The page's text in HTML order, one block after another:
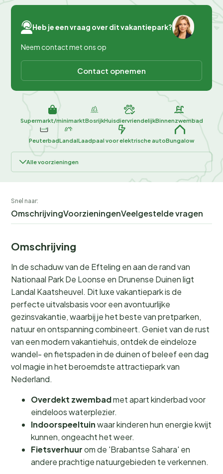
Heb je een vraag over dit vakantiepark?
Neem contact met ons op
Contact opnemen
Supermarkt/minimarktBosrijkHuisdiervriendelijkBinnenzwembad
PeuterbadLandalLaadpaal voor elektrische autoBungalow
Alle voorzieningen
Snel naar:
OmschrijvingVoorzieningenVeelgestelde vragen
Omschrijving
In de schaduw van de Efteling en aan de rand van
Nationaal Park De Loonse en Drunense Duinen ligt
Landal Kaatsheuvel. Dit luxe vakantiepark is de
perfecte uitvalsbasis voor een avontuurlijke
gezinsvakantie, waarbij je het beste van pretparken,
natuur en ontspanning combineert. Geniet van de rust
van een modern vakantiehuis, ontdek de eindeloze
wandel- en fietspaden in de duinen of beleef een dag
vol magie in het beroemdste attractiepark van
Nederland.
Overdekt zwembadmet apart kinderbad voor
eindeloos waterplezier.
Indoorspeeltuinwaar kinderen hun energie kwijt
kunnen, ongeacht het weer.
Fietsverhuurom de 'Brabantse Sahara' en
andere prachtige natuurgebieden te verkennen.